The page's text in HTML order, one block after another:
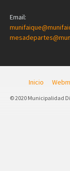
Email:
Inicio
© 2020 Municipalidad